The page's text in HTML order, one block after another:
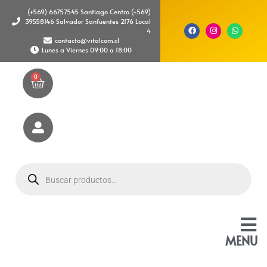
(+569) 66757545 Santiago Centro (+569)
39558146 Salvador Sanfuentes 2176 Local
4
contacto@vitalcom.cl
Lunes a Viernes 09:00 a 18:00
MENU
0